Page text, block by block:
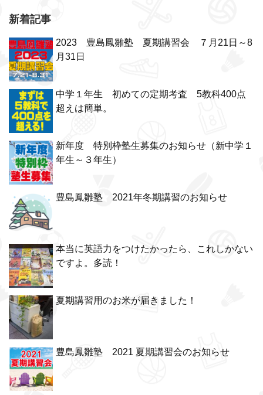
新着記事
2023 豊島鳳雛塾 夏期講習会 ７月21日～8
月31日
中学１年生 初めての定期考査 5教科400点
超えは簡単。
新年度 特別枠塾生募集のお知らせ（新中学１
年生～３年生）
豊島鳳雛塾 2021年冬期講習のお知らせ
本当に英語力をつけたかったら、これしかない
ですよ。多読！
夏期講習用のお米が届きました！
豊島鳳雛塾 2021 夏期講習会のお知らせ